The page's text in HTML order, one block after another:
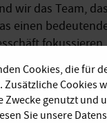
wir das Team, das
einen
Sie vernetzt -
Das ist für
Stuttgart
Cookies, die für
Zusätzliche Cookies
Zwecke genutzt und
Sie unsere